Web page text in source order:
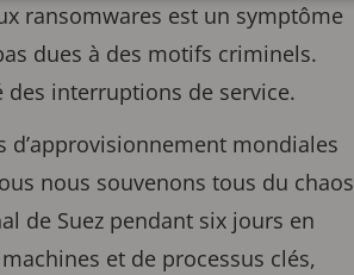
ransomwares est un symptôme
dues à des motifs criminels.
interruptions de service.
mondiales
nous souvenons tous du chaos
de Suez pendant six jours en
et de processus clés,